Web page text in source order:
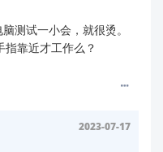
议和指令集完全不
测试一小会，就很烫。
靠近才工作么？
2023-07-17